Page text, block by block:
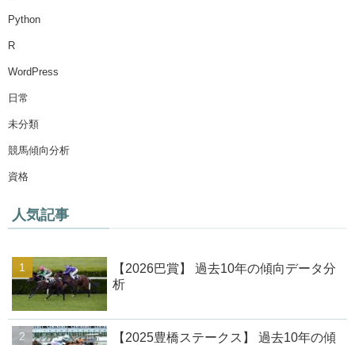
Python
R
WordPress
日常
未分類
競馬傾向分析
資格
人気記事
【2026巴賞】 過去10年の傾向データ分
析
【2025豊橋ステークス】 過去10年の傾